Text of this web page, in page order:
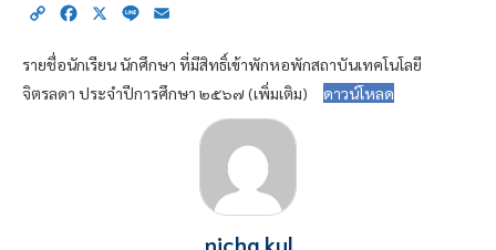
Copy Facebook
X Line
รายชื่อนักเรียน นักศึกษา ที่มีสิทธิ์เข้าพักหอพักสถาบันเทคโนโลยี
จิตรลดา ประจำปีการศึกษา ๒๕๖๗ (เพิ่มเติม)
ดาวน์โหลด
nicha.kul